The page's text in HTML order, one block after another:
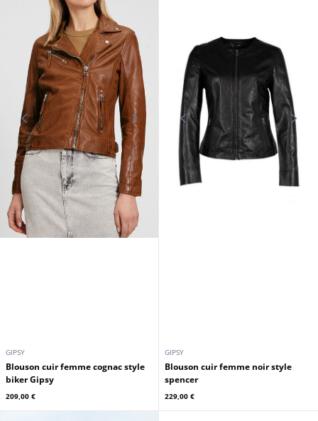
GIPSY
Blouson cuir femme cognac style
biker Gipsy
209,00 €
GIPSY
Blouson cuir femme noir style
spencer
229,00 €